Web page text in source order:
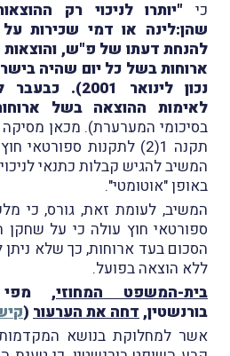
כי "יותרו לניכוי רק
שהן:לינה או דמי שכירות
להנחת דעתו של פ"ש,
נכון לינואר
לאימות ההוצאה בשל
בסיכומי המערערת). מכאן
תקנה 1(2) לתקנות
המשיב להגיש קבלות כתנאי לניכוי
באופן "אוטומטי".
ספורטאי חוץ עולה כי על שחקן
הסכום בעד ארוחות, כך שלא ניתן
ללא הוצאה בפועל.
בית-המשפט המחוזי,
בורנשטין, דחה את הערעור (
אשר למחלוקת בנושא